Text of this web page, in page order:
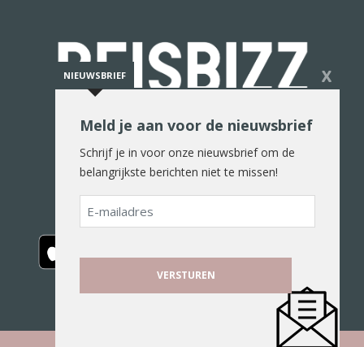
De reiswereld in woord en beeld
NIEUWSBRIEF X
Meld je aan voor de nieuwsbrief
Schrijf je in voor onze nieuwsbrief om de
belangrijkste berichten niet te missen!
E-
mailadres